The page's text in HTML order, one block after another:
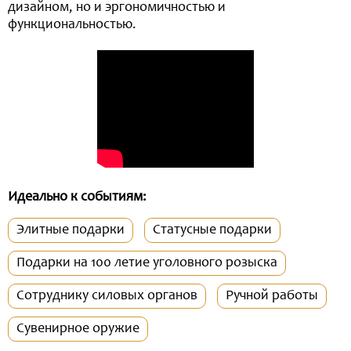
дизайном, но и эргономичностью и
функциональностью.
Идеально к событиям:
Элитные подарки Статусные подарки
Подарки на 100 летие уголовного розыска
Сотруднику силовых органов Ручной работы
Сувенирное оружие